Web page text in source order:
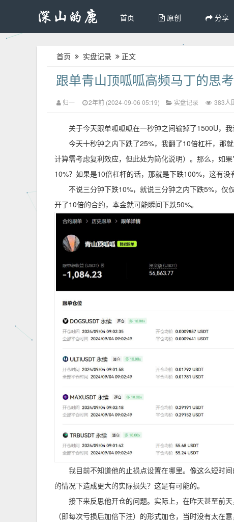
首页 原创 分享
首页 实盘记录 正文
跟单青山顶呱呱高频马丁的思考
归一 2年前 (2024-09-06 05:19) 实盘记录 383人
关于今天跟单呱呱呱在一秒钟之间输掉了1500U，我
今天十秒钟之内下跌了25%，我翻了10倍杠杆，那
计算需考虑复利效应，但此处为简化说明）。那么，如
10%？如果是10倍杠杆的话，那就是下跌100%，这有没
不说三分钟下跌10%，就说三分钟之内下跌5%，仅
开了10倍的合约，本金就可能瞬间下跌50%。
我目前不知道他的止损点设置在哪里。像这么短时
的情况下造成更大的实际损失？这是有可能的。
接下来反思他开仓的问题。实际上，在昨天甚至前
（即每次亏损后加倍下注）的形式加仓，当时没有太在